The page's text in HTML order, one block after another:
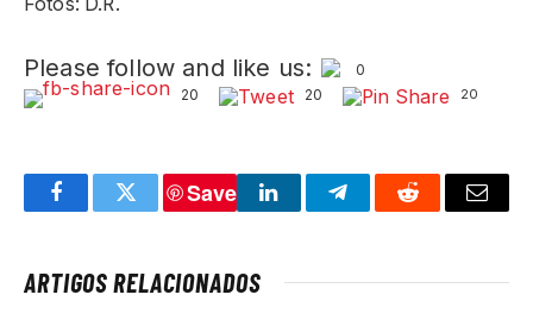
Fotos: D.R.
Please follow and like us:
0
20
20 20
FacebookTwitter
Save
LinkedInTelegramReddit Email
ARTIGOS RELACIONADOS